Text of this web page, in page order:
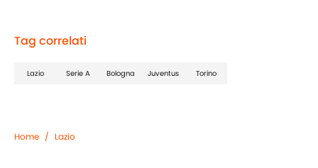
Tag correlati
Lazio Serie A Bologna Juventus Torino
Home / Lazio